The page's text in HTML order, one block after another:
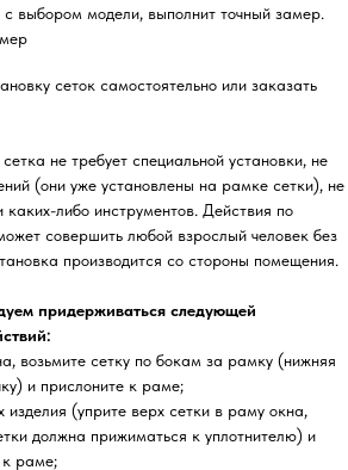
с выбором модели, выполнит точный замер.
сеток самостоятельно или заказать
не требует специальной установки, не
(они уже установлены на рамке сетки), не
каких-либо инструментов. Действия по
совершить любой взрослый человек без
производится со стороны помещения.
придерживаться следующей
возьмите сетку по бокам за рамку (нижняя
и прислоните к раме;
изделия (уприте верх сетки в раму окна,
должна прижиматься к уплотнителю) и
к раме;